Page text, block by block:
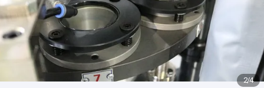
2/4